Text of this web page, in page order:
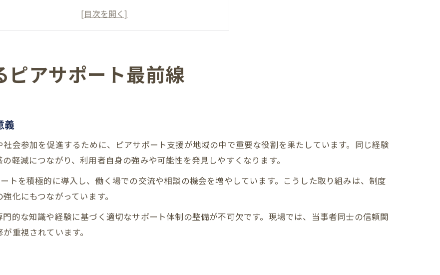
障害者ピアサポート研修の現場で得られる学び
精神障害者ピアサポーター養成講座の特色とは
研修を活かすピアサポート支援の実例
実践現場で活かすピアサポート支援の工夫
ピアサポーター養成講座の修了者が語る体験談
ピアサポーター資格取得のメリット解説
ピアサポート資格がもたらす支援現場での強み
ピアサポーター資格取得で広がる活動の場
ピアサポート支援に必要なスキルと資格の重要性
ピアサポート資格更新のポイントと最新情報
ピアサポート最前線
義
会参加を促進するために、ピアサポート支援が地域の中で重要な役割を果たしています。同じ経験
軽減につながり、利用者自身の強みや可能性を発見しやすくなります。
トを積極的に導入し、働く場での交流や相談の機会を増やしています。こうした取り組みは、制度
化にもつながっています。
的な知識や経験に基づく適切なサポート体制の整備が不可欠です。現場では、当事者同士の信頼関
重視されています。